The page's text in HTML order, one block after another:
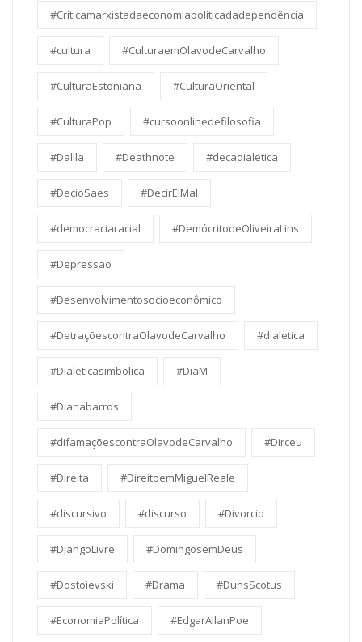
#Críticamarxistadaeconomiapolíticadadependência
#cultura #CulturaemOlavodeCarvalho
#CulturaEstoniana #CulturaOriental
#CulturaPop #cursoonlinedefilosofia
#Dalila #Deathnote #decadialetica
#DecioSaes #DecirElMal
#democraciaracial #DemócritodeOliveiraLins
#Depressão
#Desenvolvimentosocioeconômico
#DetraçõescontraOlavodeCarvalho #dialetica
#Dialeticasimbolica #DiaM
#Dianabarros
#difamaçõescontraOlavodeCarvalho #Dirceu
#Direita #DireitoemMiguelReale
#discursivo #discurso #Divorcio
#DjangoLivre #DomingosemDeus
#Dostoievski #Drama #DunsScotus
#EconomiaPolítica #EdgarAllanPoe